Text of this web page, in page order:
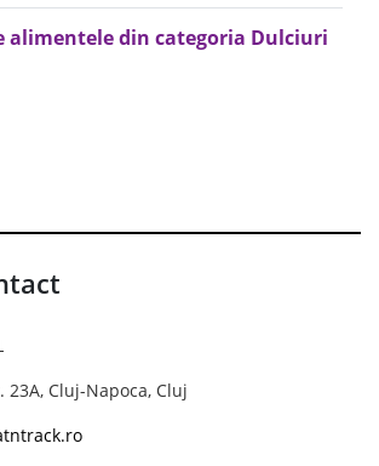
alimentele din categoria Dulciuri
Cluj-Napoca, Cluj